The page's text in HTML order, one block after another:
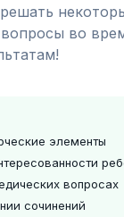
во
элементы
вопросах
сочинений